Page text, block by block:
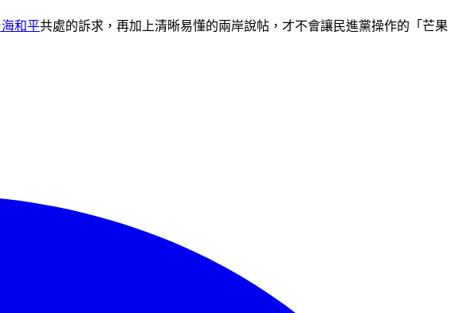
和平共處的訴求，再加上清晰易懂的兩岸說帖，才不會讓民進黨操作的「芒果